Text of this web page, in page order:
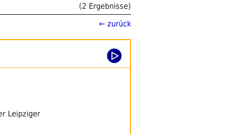
(2 Ergebnisse)
← zurück
Leipziger